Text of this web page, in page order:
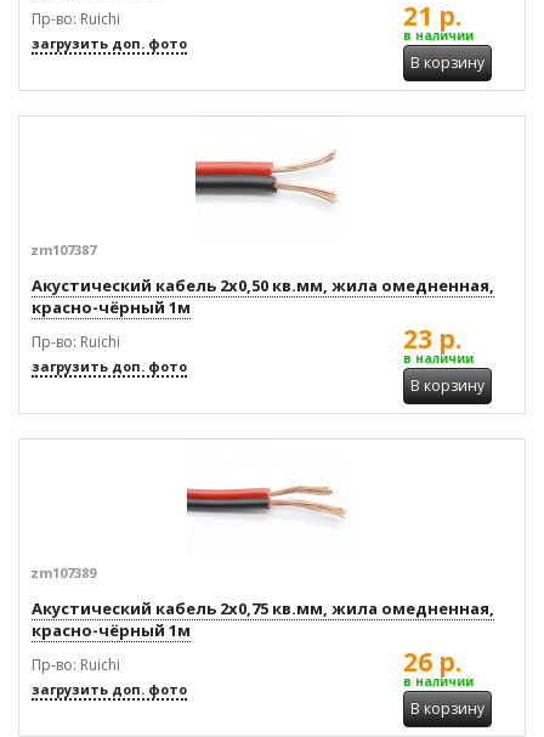
Пр-во: Ruichi
загрузить доп. фото
21 р.
в наличии
В корзину
zm107387
Акустический кабель 2x0,50 кв.мм, жила омедненная,
красно-чёрный 1м
Пр-во: Ruichi
загрузить доп. фото
23 р.
в наличии
В корзину
zm107389
Акустический кабель 2x0,75 кв.мм, жила омедненная,
красно-чёрный 1м
Пр-во: Ruichi
загрузить доп. фото
26 р.
в наличии
В корзину